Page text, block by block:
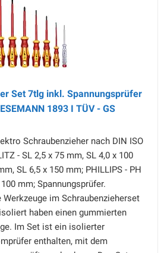
Set 7tlg inkl. Spannungsprüfer
1893 I TÜV - GS
Schraubenzieher nach DIN ISO
- SL 2,5 x 75 mm, SL 4,0 x 100
SL 6,5 x 150 mm; PHILLIPS - PH
mm; Spannungsprüfer.
Werkzeuge im Schraubenzieherset
haben einen gummierten
Im Set ist ein isolierter
enthalten, mit dem